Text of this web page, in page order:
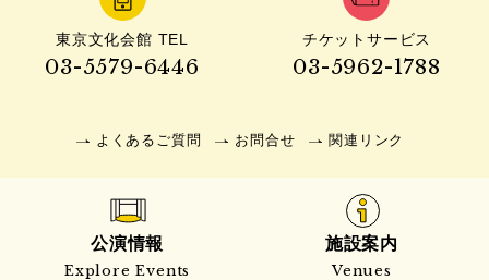
東京文化会館 TEL
03-5579-6446
チケットサービス
03-5962-1788
よくあるご質問 お問合せ 関連リンク
公演情報
Explore Events
施設案内
Venues